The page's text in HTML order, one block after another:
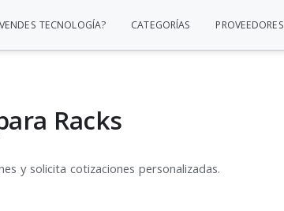
TECNOLOGÍA? CATEGORÍAS PROVEEDORES
Racks
y solicita cotizaciones personalizadas.